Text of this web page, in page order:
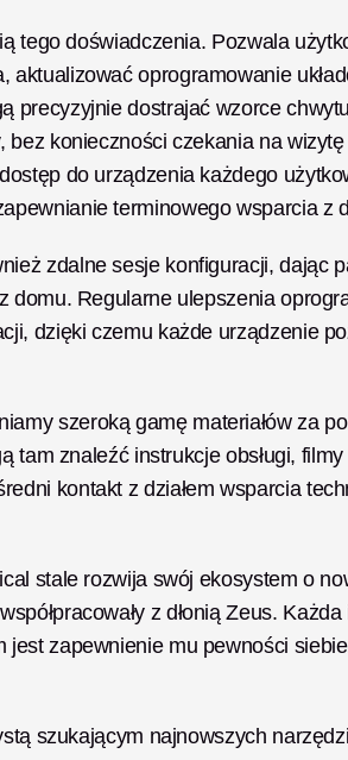
tego doświadczenia. Pozwala
aktualizować oprogramowanie
precyzyjnie dostrajać wzorce
konieczności czekania na
do urządzenia każdego
terminowego wsparcia z
zdalne sesje konfiguracji, dając
domu. Regularne ulepszenia
dzięki czemu każde urządzenie
szeroką gamę materiałów za
tam znaleźć instrukcje obsługi,
kontakt z działem wsparcia
stale rozwija swój ekosystem o
z dłonią Zeus.
zapewnienie mu pewności
szukającym najnowszych